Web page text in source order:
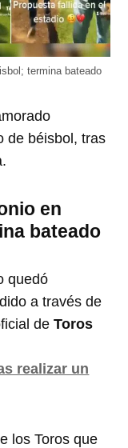
termina bateado
de béisbol, tras
en
bateado
quedó
a través de
deToros
realizar un
los Toros que